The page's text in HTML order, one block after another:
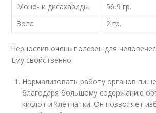
Моно- и дисахариды
56,9 гр.
Зола
2 гр.
Чернослив очень полезен для
Ему свойственно:
Нормализовать работу органов
благодаря большому содержанию
кислот и клетчатки. Он позволяет